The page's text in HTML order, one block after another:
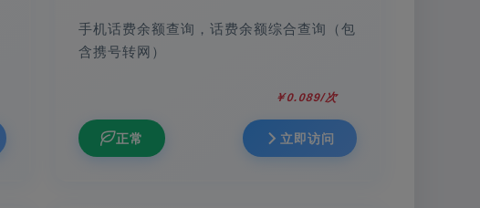
手机话费余额查询，话费余额综合查询（包
含携号转网）
￥0.089/次
正常 立即访问